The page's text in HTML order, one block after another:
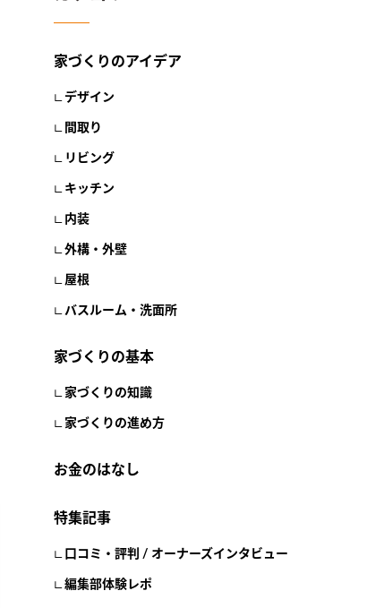
家づくりのアイデア
デザイン
間取り
リビング
キッチン
内装
外構・外壁
屋根
バスルーム・洗面所
家づくりの基本
家づくりの知識
家づくりの進め方
お金のはなし
特集記事
口コミ・評判 / オーナーズインタビュー
編集部体験レポ